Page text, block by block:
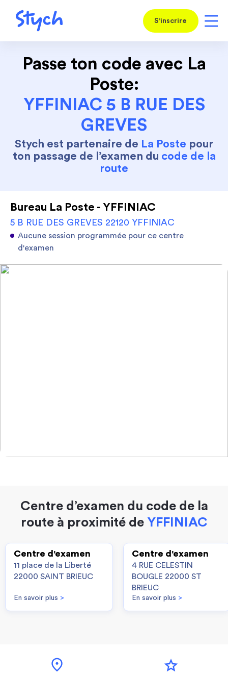
S'inscrire
Passe ton code avec La
Poste:
YFFINIAC 5 B RUE DES
GREVES
Stych est partenaire de La Poste pour
ton passage de l’examen du code de la
route
Bureau La Poste - YFFINIAC
5 B RUE DES GREVES 22120 YFFINIAC
Aucune session programmée pour ce centre
d'examen
Centre d’examen du code de la
route à proximité de YFFINIAC
Centre d'examen
11 place de la Liberté
22000 SAINT BRIEUC
En savoir plus >
Centre d'examen
4 RUE CELESTIN
BOUGLE 22000 ST
BRIEUC
En savoir plus >
location_on star